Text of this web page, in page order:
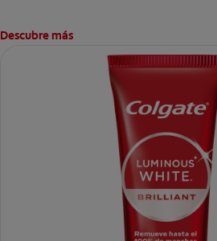
Descubre más